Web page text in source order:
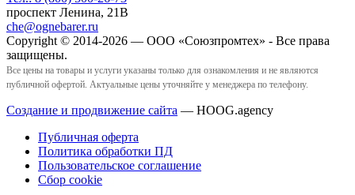
проспект Ленина, 21В
che@ognebarer.ru
Copyright © 2014-2026 — ООО «Союзпромтех» - Все права
защищены.
Все цены на товары и услуги указаны только для ознакомления и не являются
публичной офертой. Актуальные цены уточняйте у менеджера по телефону.
Создание и продвижение сайта — HOOG.agency
Публичная оферта
Политика обработки ПД
Пользовательское соглашение
Сбор cookie